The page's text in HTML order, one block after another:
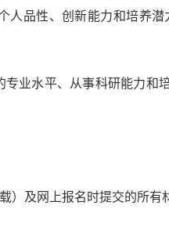
人品性、创新能力和培养潜
业水平、从事科研能力和
）及网上报名时提交的所有